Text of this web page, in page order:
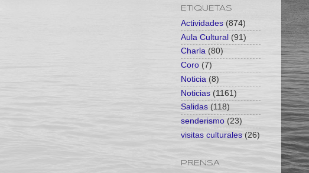
ETIQUETAS
Actividades (874)
Aula Cultural (91)
Charla (80)
Coro (7)
Noticia (8)
Noticias (1161)
Salidas (118)
senderismo (23)
visitas culturales (26)
PRENSA